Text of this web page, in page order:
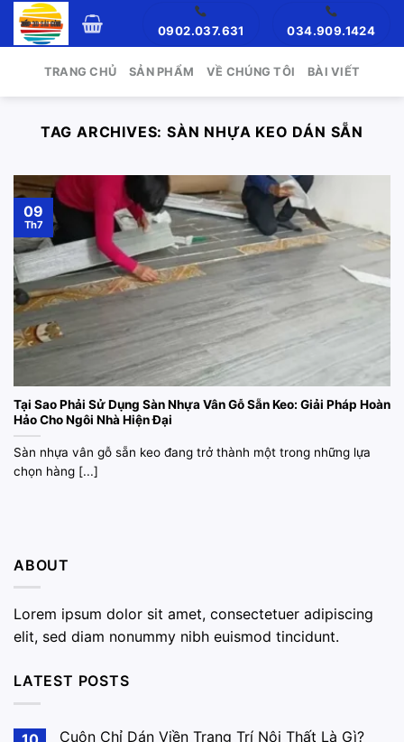
Skip
0902.037.631 034.909.1424
TRANG CHỦ SẢN PHẨM VỀ CHÚNG TÔI BÀI VIẾT
TAG ARCHIVES:SÀN NHỰA KEO DÁN SẴN
Tại Sao Phải Sử Dụng Sàn Nhựa Vân Gỗ Sẵn Keo: Giải Pháp Hoàn
Hảo Cho Ngôi Nhà Hiện Đại
Sàn nhựa vân gỗ sẵn keo đang trở thành một trong những lựa
chọn hàng [...]
09
Th7
ABOUT
Lorem ipsum dolor sit amet, consectetuer adipiscing
elit, sed diam nonummy nibh euismod tincidunt.
LATEST POSTS
Cuộn Chỉ Dán Viền Trang Trí Nội Thất Là Gì?